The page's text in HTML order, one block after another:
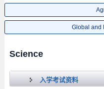
Global and
Science
入学考试资料